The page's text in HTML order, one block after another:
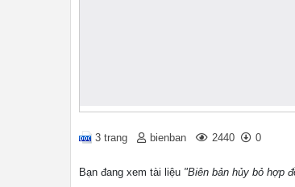
3 trang bienban 2440 0
Bạn đang xem tài liệu "Biên bản hủy bỏ hợp